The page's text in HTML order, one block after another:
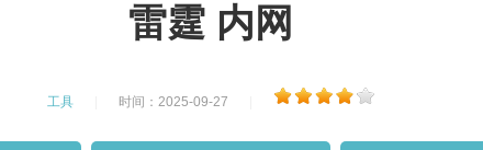
雷霆 内网
工具 时间：2025-09-27